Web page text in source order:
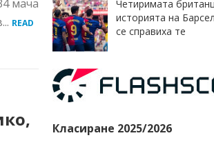
мача
READ
Четиримата
историята на
се справиха те
Класиране 2025/2026